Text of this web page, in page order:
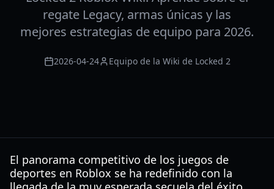
regate Legacy, armas únicas y las
mejores estrategias de equipo para 2026.
2026-04-24 Equipo de la Wiki de Locked 2
El panorama competitivo de los juegos de
deportes en Roblox se ha redefinido con la